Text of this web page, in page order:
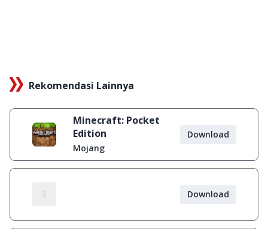
Rekomendasi Lainnya
Minecraft: Pocket
Edition
Mojang
Download
Download